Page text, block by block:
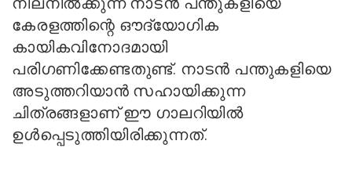
കേരളത്തിന്റെ ഔദ്യോഗിക
കായികവിനോദമായി
പരിഗണിക്കേണ്ടതുണ്ട്. നാടന്‍ പന്തുകളിയെ
അടുത്തറിയാന്‍ സഹായിക്കുന്ന
ചിത്രങ്ങളാണ് ഈ ഗാലറിയില്‍
ഉള്‍പ്പെടുത്തിയിരിക്കുന്നത്.